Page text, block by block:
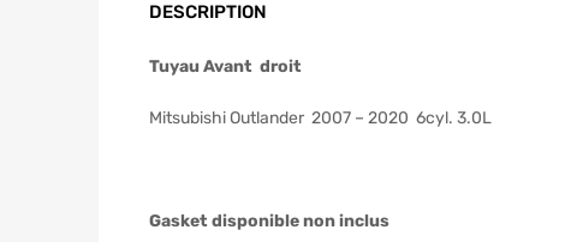
DESCRIPTION
Tuyau Avant droit
Mitsubishi Outlander 2007 – 2020 6cyl. 3.0L
Gasket disponible non inclus